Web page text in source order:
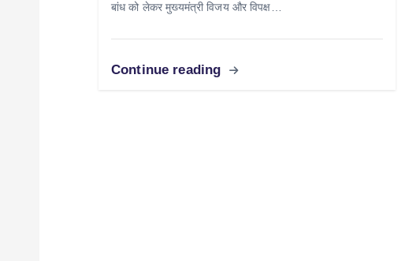
बांध को लेकर मुख्यमंत्री विजय और विपक्ष…
Continue reading